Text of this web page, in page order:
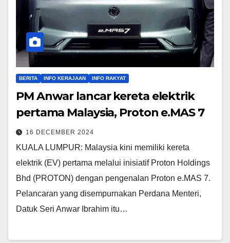
BERITA INFO KERAJAAN INFO RAKYAT
PM Anwar lancar kereta elektrik
pertama Malaysia, Proton e.MAS 7
16 DECEMBER 2024
KUALA LUMPUR: Malaysia kini memiliki kereta
elektrik (EV) pertama melalui inisiatif Proton Holdings
Bhd (PROTON) dengan pengenalan Proton e.MAS 7.
Pelancaran yang disempurnakan Perdana Menteri,
Datuk Seri Anwar Ibrahim itu…